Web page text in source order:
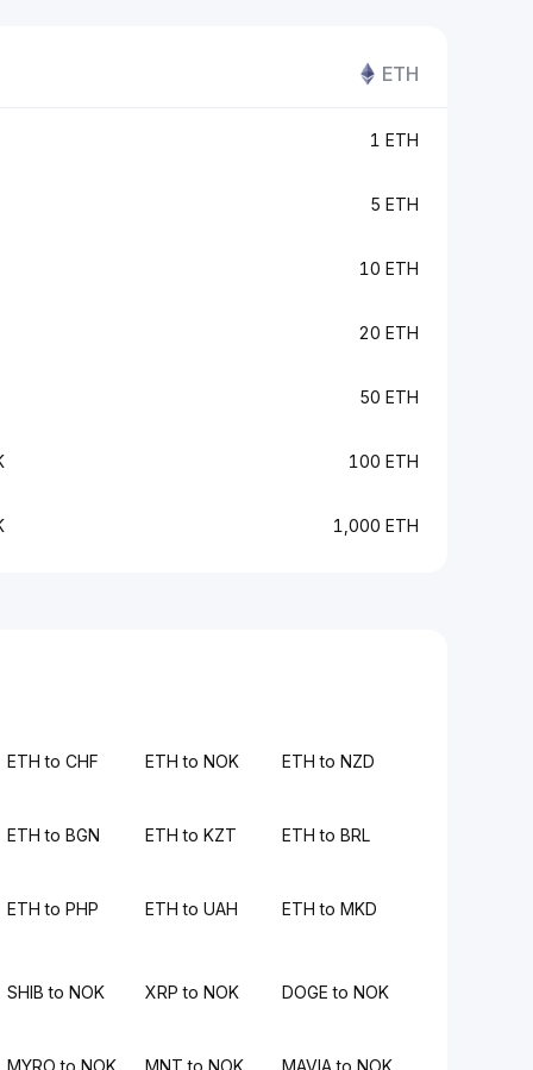
ETH
1 ETH
5 ETH
10 ETH
20 ETH
50 ETH
100 ETH
1,000 ETH
ETH to CHF ETH to NOK ETH to NZD
ETH to BGN ETH to KZT ETH to BRL
ETH to PHP ETH to UAH ETH to MKD
SHIB to NOK XRP to NOK DOGE to NOK
MYRO to NOK MNT to NOK MAVIA to NOK